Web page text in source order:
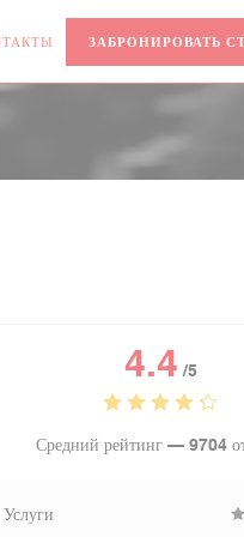
ОКНЕ))
НОВОМ ОКНЕ))
ЗАБРОНИРОВАТЬ
4.4 /5
Средний рейтинг — 9704
Услуги